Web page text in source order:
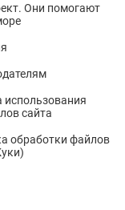
Они помогают
использования
сайта
обработки файлов